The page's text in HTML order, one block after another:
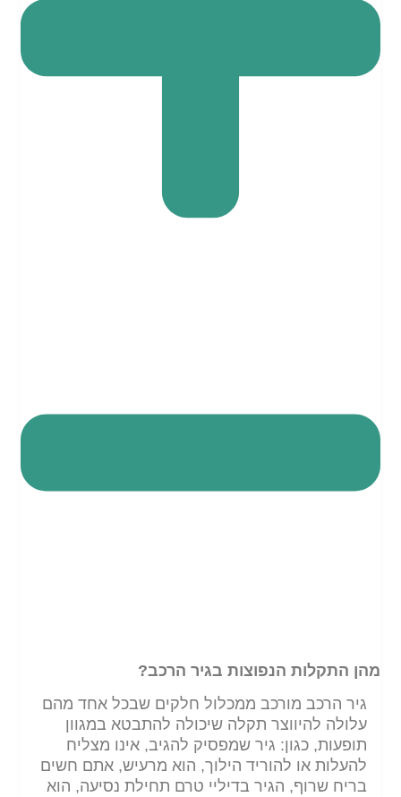
מהן התקלות הנפוצות בגיר הרכב?
גיר הרכב מורכב ממכלול חלקים שבכל אחד מהם
עלולה להיווצר תקלה שיכולה להתבטא במגוון
תופעות, כגון: גיר שמפסיק להגיב, אינו מצליח
להעלות או להוריד הילוך, הוא מרעיש, אתם חשים
בריח שרוף, הגיר בדיליי טרם תחילת נסיעה, הוא